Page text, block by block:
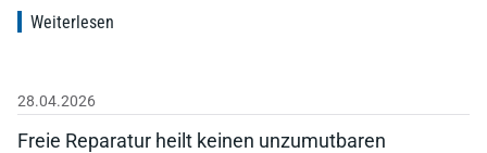
Weiterlesen
28.04.2026
Freie Reparatur heilt keinen unzumutbaren